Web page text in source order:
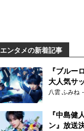
エンタメの新着記事
『ブルー
大人気サ
映画に
八雲 ふみね
『中島健
ン』放送